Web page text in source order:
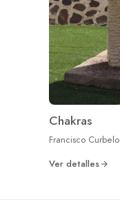
Chakras
Francisco Curbelo
Ver detalles